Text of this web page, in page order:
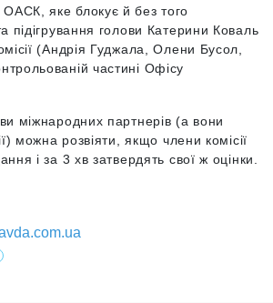
яке блокує й без того
підігрування голови Катерини Коваль
(Андрія Гуджала, Олени Бусол,
частині Офісу
міжнародних партнерів (а вони
можна розвіяти, якщо члени комісії
і за 3 хв затвердять свої ж оцінки.